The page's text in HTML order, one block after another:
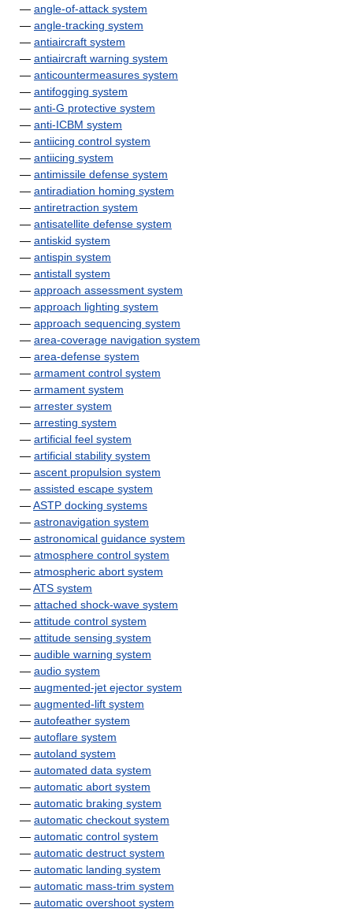
— angle-of-attack system
— angle-tracking system
— antiaircraft system
— antiaircraft warning system
— anticountermeasures system
— antifogging system
— anti-G protective system
— anti-ICBM system
— antiicing control system
— antiicing system
— antimissile defense system
— antiradiation homing system
— antiretraction system
— antisatellite defense system
— antiskid system
— antispin system
— antistall system
— approach assessment system
— approach lighting system
— approach sequencing system
— area-coverage navigation system
— area-defense system
— armament control system
— armament system
— arrester system
— arresting system
— artificial feel system
— artificial stability system
— ascent propulsion system
— assisted escape system
—ASTP docking systems
— astronavigation system
— astronomical guidance system
— atmosphere control system
— atmospheric abort system
—ATS system
— attached shock-wave system
— attitude control system
— attitude sensing system
— audible warning system
— audio system
— augmented-jet ejector system
— augmented-lift system
— autofeather system
— autoflare system
— autoland system
— automated data system
— automatic abort system
— automatic braking system
— automatic checkout system
— automatic control system
— automatic destruct system
— automatic landing system
— automatic mass-trim system
— automatic overshoot system